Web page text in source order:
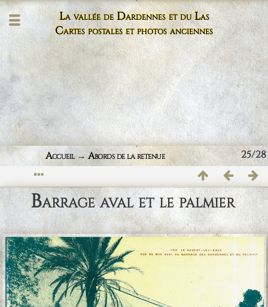
La vallée de Dardennes et du Las
Cartes postales et photos anciennes
25/28
Accueil→Abords de la retenue
Barrage aval et le palmier